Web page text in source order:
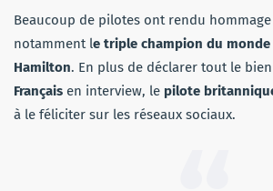
Beaucoup de pilotes ont rendu
notamment le triple champion du
Hamilton. En plus de déclarer tout le
Français en interview, le pilote
à le féliciter sur les réseaux sociaux.